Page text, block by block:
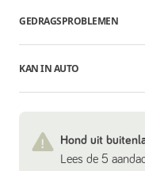
GEDRAGSPROBLEMEN
KAN IN AUTO
Hond uit
Lees de 5